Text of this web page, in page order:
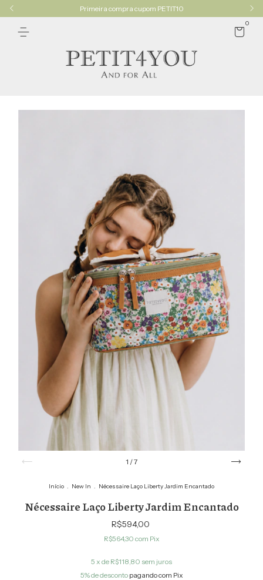
Primeira compra cupom PETIT10
0
1 /7
Início . New In . Nécessaire Laço Liberty Jardim Encantado
Nécessaire Laço Liberty Jardim Encantado
R$594,00
R$564,30 com Pix
5 x de R$118,80 sem juros
5% de descontopagando com Pix